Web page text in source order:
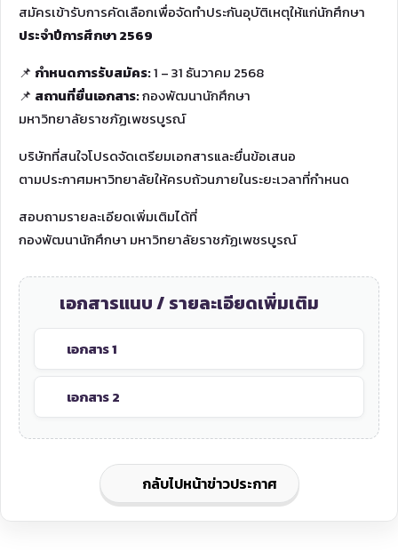
สมัครเข้ารับการคัดเลือกเพื่อจัดทำประกันอุบัติเหตุให้แก่นักศึกษา
ประจำปีการศึกษา 2569
📌 กำหนดการรับสมัคร:1 – 31 ธันวาคม 2568
📌 สถานที่ยื่นเอกสาร:กองพัฒนานักศึกษา
มหาวิทยาลัยราชภัฏเพชรบูรณ์
บริษัทที่สนใจโปรดจัดเตรียมเอกสารและยื่นข้อเสนอ
ตามประกาศมหาวิทยาลัยให้ครบถ้วนภายในระยะเวลาที่กำหนด
สอบถามรายละเอียดเพิ่มเติมได้ที่
กองพัฒนานักศึกษา มหาวิทยาลัยราชภัฏเพชรบูรณ์
เอกสารแนบ / รายละเอียดเพิ่มเติม
เอกสาร 1
เอกสาร 2
กลับไปหน้าข่าวประกาศ